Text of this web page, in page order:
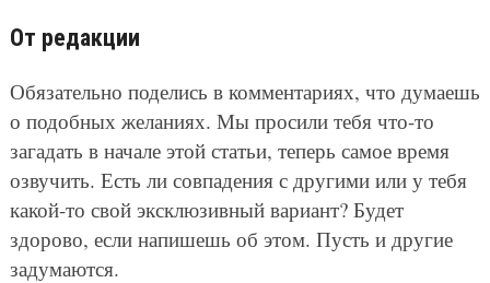
От редакции
Обязательно поделись в комментариях, что думаешь
о подобных желаниях. Мы просили тебя что-то
загадать в начале этой статьи, теперь самое время
озвучить. Есть ли совпадения с другими или у тебя
какой-то свой эксклюзивный вариант? Будет
здорово, если напишешь об этом. Пусть и другие
задумаются.